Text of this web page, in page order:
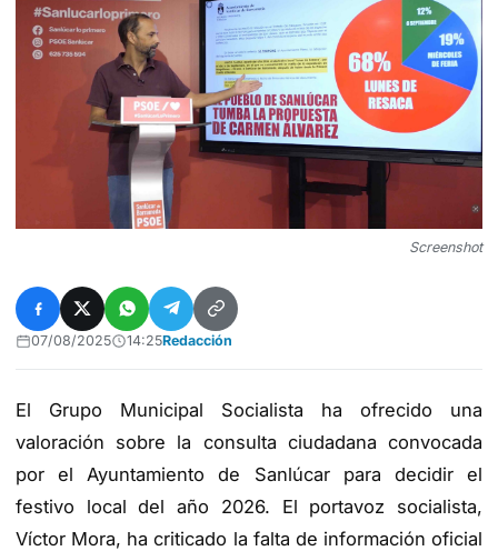
Screenshot
07/08/2025 14:25Redacción
El Grupo Municipal Socialista ha ofrecido una
valoración sobre la consulta ciudadana convocada
por el Ayuntamiento de Sanlúcar para decidir el
festivo local del año 2026. El portavoz socialista,
Víctor Mora, ha criticado la falta de información oficial